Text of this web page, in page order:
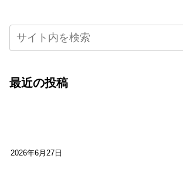
最近の投稿
2026年6月27日